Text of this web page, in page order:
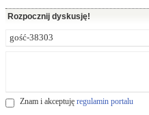
Rozpocznij dyskusję!
Znam i akceptuję regulamin portalu